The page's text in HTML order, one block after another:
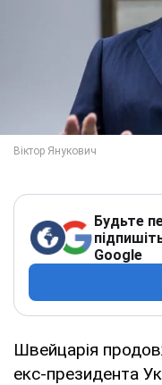
Будьте
Google
Швейцарія
екс-президента